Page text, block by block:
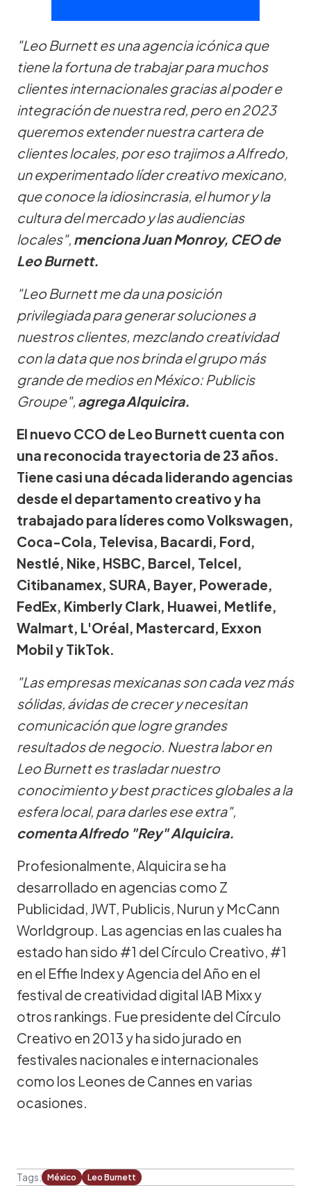
"Leo Burnett es una agencia icónica que
tiene la fortuna de trabajar para muchos
clientes internacionales gracias al poder e
integración de nuestra red, pero en 2023
queremos extender nuestra cartera de
clientes locales, por eso trajimos a Alfredo,
un experimentado líder creativo mexicano,
que conoce la idiosincrasia, el humor y la
cultura del mercado y las audiencias
locales", menciona Juan Monroy, CEO de
Leo Burnett.
"Leo Burnett me da una posición
privilegiada para generar soluciones a
nuestros clientes, mezclando creatividad
con la data que nos brinda el grupo más
grande de medios en México: Publicis
Groupe", agrega Alquicira.
El nuevo CCO de Leo Burnett cuenta con
una reconocida trayectoria de 23 años.
Tiene casi una década liderando agencias
desde el departamento creativo y ha
trabajado para líderes como Volkswagen,
Coca-Cola, Televisa, Bacardi, Ford,
Nestlé, Nike, HSBC, Barcel, Telcel,
Citibanamex, SURA, Bayer, Powerade,
FedEx, Kimberly Clark, Huawei, Metlife,
Walmart, L'Oréal, Mastercard, Exxon
Mobil y TikTok.
"Las empresas mexicanas son cada vez más
sólidas, ávidas de crecer y necesitan
comunicación que logre grandes
resultados de negocio. Nuestra labor en
Leo Burnett es trasladar nuestro
conocimiento y best practices globales a la
esfera local, para darles ese extra",
comenta Alfredo "Rey" Alquicira.
Profesionalmente, Alquicira se ha
desarrollado en agencias como Z
Publicidad, JWT, Publicis, Nurun y McCann
Worldgroup. Las agencias en las cuales ha
estado han sido #1 del Círculo Creativo, #1
en el Effie Index y Agencia del Año en el
festival de creatividad digital IAB Mixx y
otros rankings. Fue presidente del Círculo
Creativo en 2013 y ha sido jurado en
festivales nacionales e internacionales
como los Leones de Cannes en varias
ocasiones.
Tags: México Leo Burnett